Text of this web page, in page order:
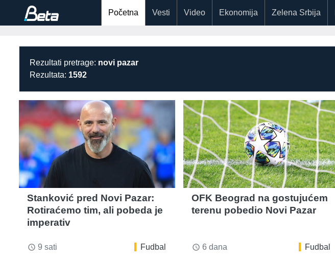
Početna Vesti Video Ekonomija Zelena Srbija
Rezultati pretrage: novi pazar
Rezultata: 1592
Stanković pred Novi Pazar:
Rotiraćemo tim, ali pobeda je
imperativ
access_time 9 sati Fudbal
OFK Beograd na gostujućem
terenu pobedio Novi Pazar
access_time 6 dana Fudbal